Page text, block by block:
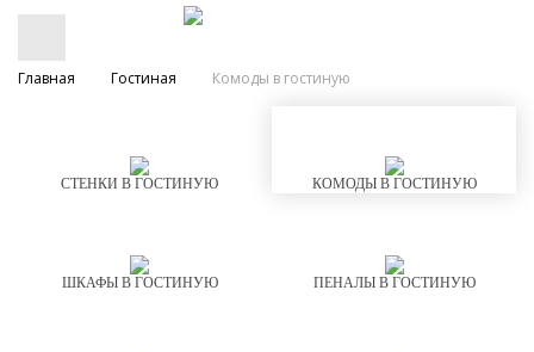
Главная Гостиная Комоды в гостиную
СТЕНКИ В ГОСТИНУЮ КОМОДЫ В ГОСТИНУЮ
ШКАФЫ В ГОСТИНУЮ ПЕНАЛЫ В ГОСТИНУЮ